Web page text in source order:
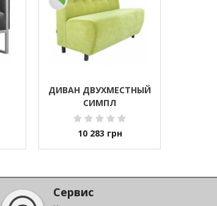
ДИВАН ДВУХМЕСТНЫЙ
СИМПЛ
10 283 грн
Сервис